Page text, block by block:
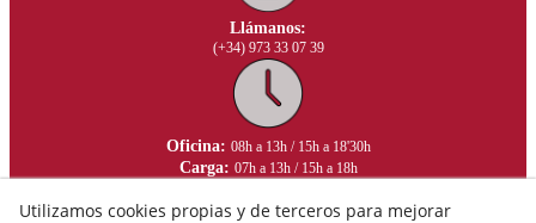
Llámanos:
(+34) 973 33 07 39
Oficina: 08h a 13h / 15h a 18'30h
Carga: 07h a 13h / 15h a 18h
Utilizamos cookies propias y de terceros para mejorar